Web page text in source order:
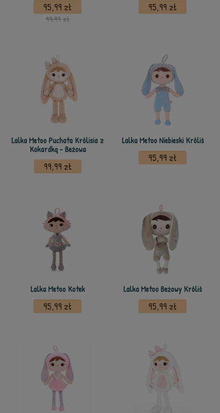
95,99 zł
99,99 zł
95,99 zł
Lalka Metoo Puchata Królisia z
Kokardką - Beżowa
99,99 zł
Lalka Metoo Niebieski Króliś
95,99 zł
Lalka Metoo Kotek
95,99 zł
Lalka Metoo Beżowy Króliś
95,99 zł